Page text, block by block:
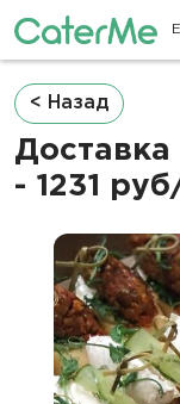
Строка
навигации
< Назад
- 1231